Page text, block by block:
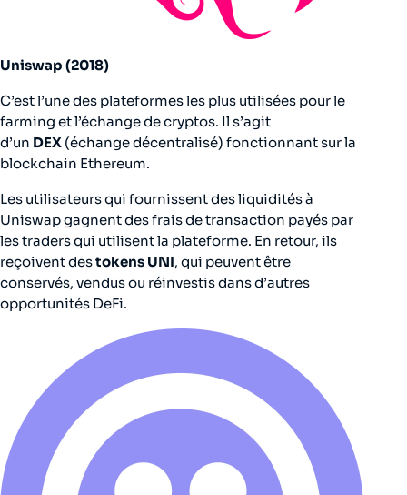
Uniswap (2018)
C’est l’une des plateformes les plus utilisées pour le
farming et l’échange de cryptos. Il s’agit
d’un DEX (échange décentralisé) fonctionnant sur la
blockchain Ethereum.
Les utilisateurs qui fournissent des liquidités à
Uniswap gagnent des frais de transaction payés par
les traders qui utilisent la plateforme. En retour, ils
reçoivent destokens UNI, qui peuvent être
conservés, vendus ou réinvestis dans d’autres
opportunités DeFi.